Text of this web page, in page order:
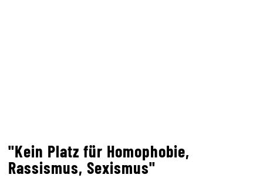
"Kein Platz für Homophobie,
Rassismus, Sexismus"